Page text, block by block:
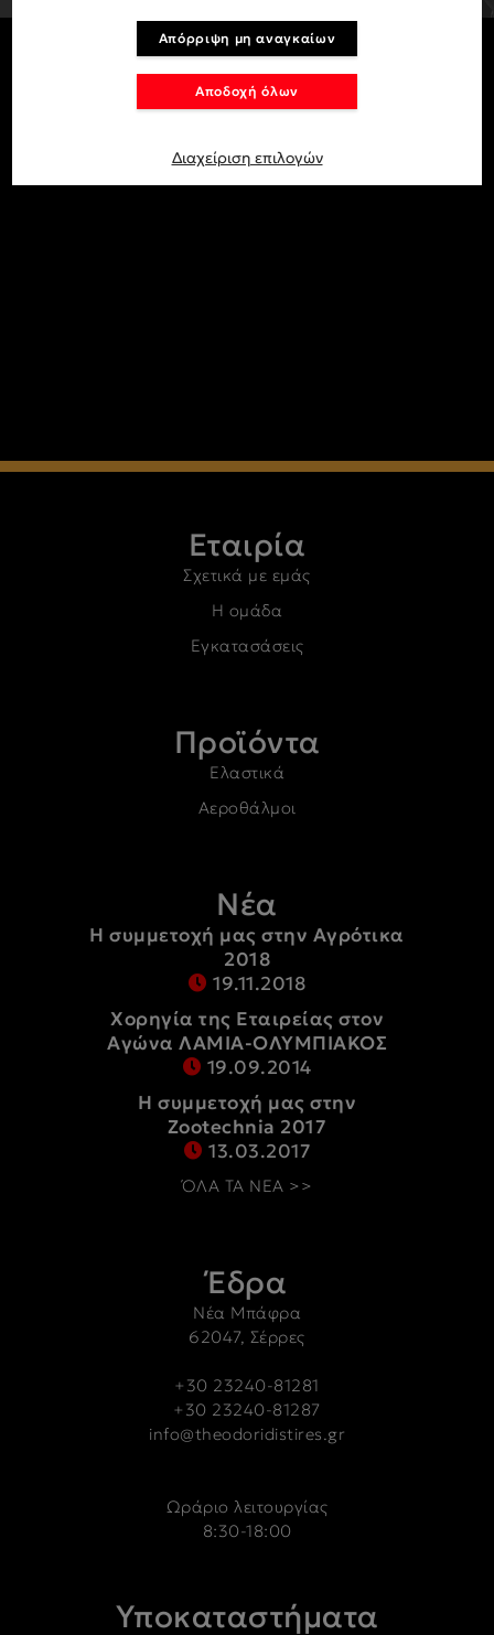
Εταιρία
Σχετικά με εμάς
Η ομάδα
Εγκατασάσεις
Προϊόντα
Ελαστικά
Αεροθάλμοι
Νέα
Η συμμετοχή μας στην Αγρότικα
2018
19.11.2018
Χορηγία της Εταιρείας στον
Αγώνα ΛΑΜΙΑ-ΟΛΥΜΠΙΑΚΟΣ
19.09.2014
Η συμμετοχή μας στην
Zootechnia 2017
13.03.2017
ΌΛΑ ΤΑ ΝΕΑ >>
Έδρα
Νέα Μπάφρα
62047, Σέρρες
+30 23240-81281
+30 23240-81287
info@theodoridistires.gr
Ωράριο λειτουργίας
8:30-18:00
Υποκαταστήματα
Απόρριψη μη αναγκαίων
Αποδοχή όλων
Διαχείριση επιλογών